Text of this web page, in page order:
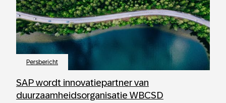
Persbericht
SAP wordt innovatiepartner van
duurzaamheidsorganisatie WBCSD